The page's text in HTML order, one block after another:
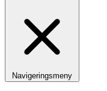
Navigeringsmeny